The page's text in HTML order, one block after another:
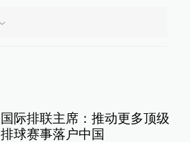
国际排联主席：推动更多顶级
排球赛事落户中国